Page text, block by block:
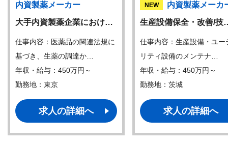
内資製薬メーカー
大手内資製薬企業におけ…
仕事内容：医薬品の関連法規に
基づき、生薬の調達か…
年収・給与：450万円～
勤務地：東京
求人の詳細へ
NEW
内資製薬メーカ
生産設備保全・改善/
仕事内容：生産設備・ユー
リティ設備のメンテナ…
年収・給与：450万円～
勤務地：茨城
求人の詳細へ